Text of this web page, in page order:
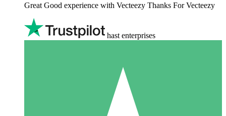
Great Good experience with Vecteezy Thanks For Vecteezy
hast enterprises